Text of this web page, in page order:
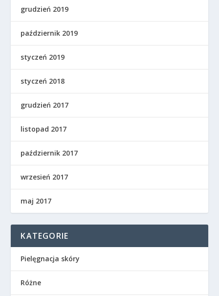
grudzień 2019
październik 2019
styczeń 2019
styczeń 2018
grudzień 2017
listopad 2017
październik 2017
wrzesień 2017
maj 2017
KATEGORIE
Pielęgnacja skóry
Różne